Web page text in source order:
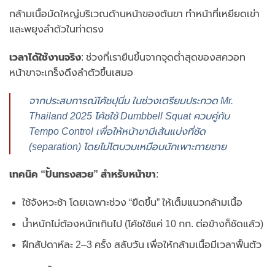
กล้ามเนื้อมัดใหญ่บริเวณด้านหน้าของต้นขา ทำหน้าที่เหยียดเข่า
และพยุงลำตัวในท่าตรง
เวลาได้ใช้งานจริง: ช่วงที่เรายืนขึ้นจากจุดต่ำสุดของสควอท
หน้าขาจะเกร็งดึงลำตัวขึ้นเสมอ
จากประสบการณ์โค้ชปุนิ่ม ในช่วงเตรียมประกวด Mr.
Thailand 2025 โค้ชใช้ Dumbbell Squat ควบคู่กับ
Tempo Control เพื่อให้หน้าขามีเส้นแบ่งที่ชัด
(separation) โดยไม่โตบวมเหมือนนักเพาะกายชาย
เทคนิค “ปั้นทรงสวย” สำหรับหน้าขา:
ใช้จังหวะช้า โดยเฉพาะช่วง “ยืดขึ้น” ให้เต็มแนวกล้ามเนื้อ
น้ำหนักไม่ต้องหนักเกินไป (โค้ชใช้แค่ 10 กก. ต่อข้างก็ชัดแล้ว)
ฝึกสัปดาห์ละ 2–3 ครั้ง สลับวัน เพื่อให้กล้ามเนื้อมีเวลาฟื้นตัว